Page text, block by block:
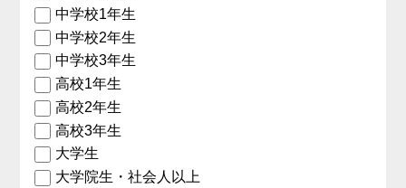
中学校1年生
中学校2年生
中学校3年生
高校1年生
高校2年生
高校3年生
大学生
大学院生・社会人以上